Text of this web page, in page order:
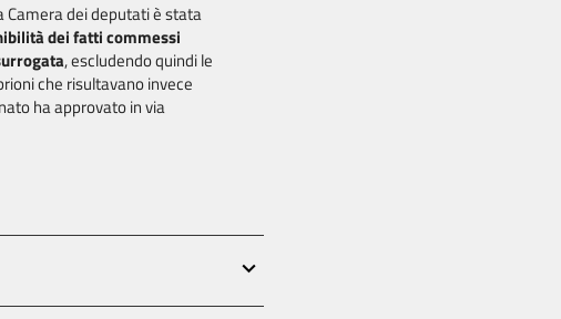
Camera dei deputati è stata
dei fatti commessi
, escludendo quindi le
che risultavano invece
ha approvato in via